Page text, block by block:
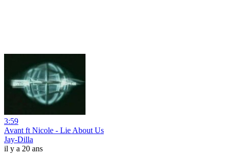
3:59
Avant ft Nicole - Lie About Us
Jay-Dilla
il y a 20 ans